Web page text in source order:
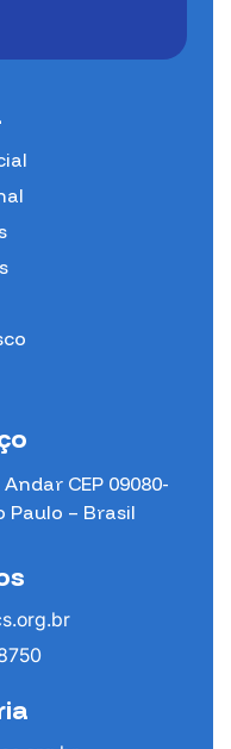
CEP 09080-
Paulo – Brasil